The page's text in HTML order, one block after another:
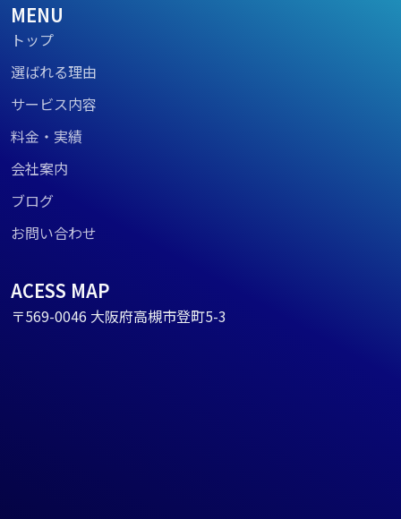
MENU
トップ
選ばれる理由
サービス内容
料金・実績
会社案内
ブログ
お問い合わせ
ACESS MAP
〒569-0046 大阪府高槻市登町5-3